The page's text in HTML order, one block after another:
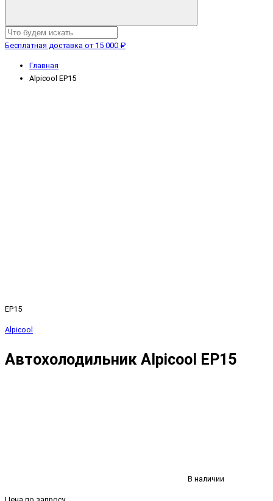
Бесплатная доставка от 15 000 ₽
Главная
Alpicool EP15
EP15
Alpicool
Автохолодильник Alpicool EP15
В наличии